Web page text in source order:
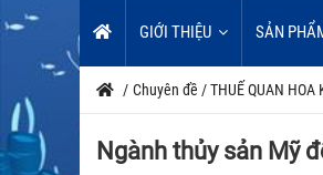
GIỚI THIỆU SẢN
/ Chuyên đề /THUẾ QUAN HOA
Ngành thủy sản Mỹ